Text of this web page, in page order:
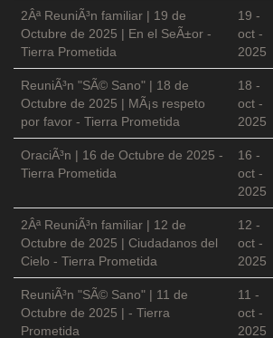
2Âª ReuniÃ³n familiar | 19 de
Octubre de 2025 | En el SeÃ±or -
Tierra Prometida
19 -
oct -
2025
ReuniÃ³n "SÃ© Sano" | 18 de
Octubre de 2025 | MÃ¡s respeto
por favor - Tierra Prometida
18 -
oct -
2025
OraciÃ³n | 16 de Octubre de 2025 -
Tierra Prometida
16 -
oct -
2025
2Âª ReuniÃ³n familiar | 12 de
Octubre de 2025 | Ciudadanos del
Cielo - Tierra Prometida
12 -
oct -
2025
ReuniÃ³n "SÃ© Sano" | 11 de
Octubre de 2025 | - Tierra
Prometida
11 -
oct -
2025